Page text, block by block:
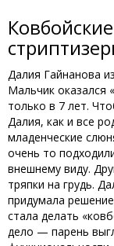
Далия Гайнанова
Мальчик оказался
только в 7 лет.
Далия, как и все
младенческие
очень то
внешнему виду.
тряпки на грудь.
придумала
стала делать
дело — парень